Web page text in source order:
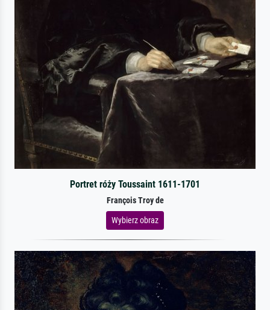
Portret róży Toussaint 1611-1701
François Troy de
Wybierz obraz